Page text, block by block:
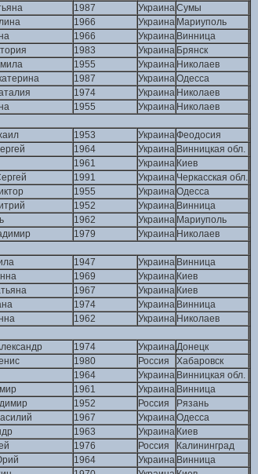
1987 УкраинаСумы
1966 Украина Мариуполь
1966 Украина Винница
1983 Украина Брянск
1955 Украина Николаев
1987 УкраинаОдесса
1974 Украина Николаев
1955 Украина Николаев
1953 УкраинаФеодосия
1964 Украина Винницкая обл.
1961 Украина Киев
1991 Украина Черкасская обл.
1955 УкраинаОдесса
1952 Украина Винница
1962 Украина Мариуполь
1979 Украина Николаев
1947 Украина Винница
1969 Украина Киев
1967 Украина Киев
1974 Украина Винница
1962 Украина Николаев
1974 УкраинаДонецк
1980 Россия
Хабаровск
1964 Украина Винницкая обл.
1961 Украина Винница
1952 Россия
Рязань
1967 УкраинаОдесса
1963 Украина Киев
1976 Россия
Калининград
1964 Украина Винница